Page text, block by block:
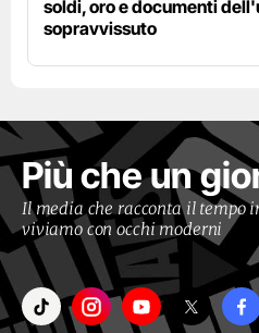
soldi, oro e documenti
sopravvissuto
Più che un
Il media che racconta il tempo
viviamo con occhi moderni